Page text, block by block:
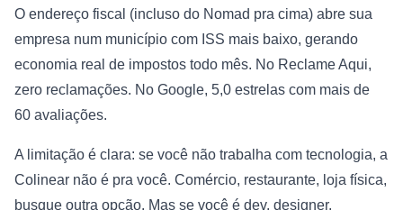
O endereço fiscal (incluso do Nomad pra cima) abre sua
empresa num município com ISS mais baixo, gerando
economia real de impostos todo mês. No Reclame Aqui,
zero reclamações. No Google, 5,0 estrelas com mais de
60 avaliações.
A limitação é clara: se você não trabalha com tecnologia, a
Colinear não é pra você. Comércio, restaurante, loja física,
busque outra opção. Mas se você é dev, designer,